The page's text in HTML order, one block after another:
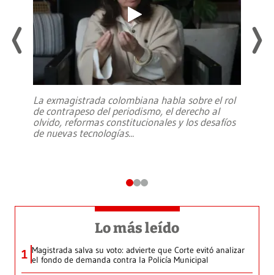
La exmagistrada colombiana habla sobre el rol
de contrapeso del periodismo, el derecho al
olvido, reformas constitucionales y los desafíos
de nuevas tecnologías...
Lo más leído
1 Magistrada salva su voto: advierte que Corte evitó analizar
el fondo de demanda contra la Policía Municipal